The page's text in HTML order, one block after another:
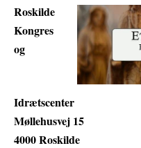
Roskilde
Kongres
og
Idrætscenter
Møllehusvej 15
4000 Roskilde